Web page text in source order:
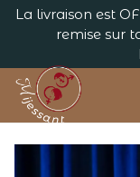
La livraison est
remise sur